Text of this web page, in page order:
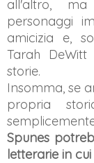
all'altro,
personaggi
amicizia e,
Tarah
storie.
Insomma, se
propria
Spunes
letterarie in